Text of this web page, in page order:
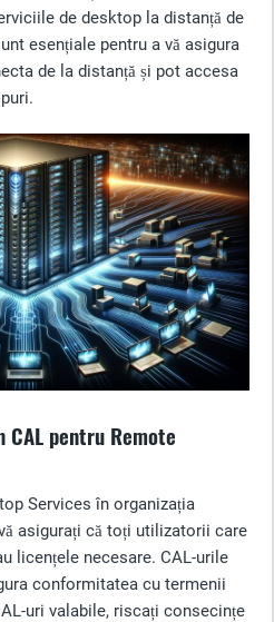
de desktop la distanță de
esențiale pentru a vă asigura
de la distanță și pot accesa
CAL pentru Remote
Services în organizația
asigurați că toți utilizatorii care
licențele necesare. CAL-urile
conformitatea cu termenii
uri valabile, riscați consecințe